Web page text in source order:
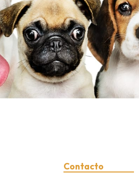
Contacto